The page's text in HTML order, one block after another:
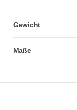
Gewicht
Maße